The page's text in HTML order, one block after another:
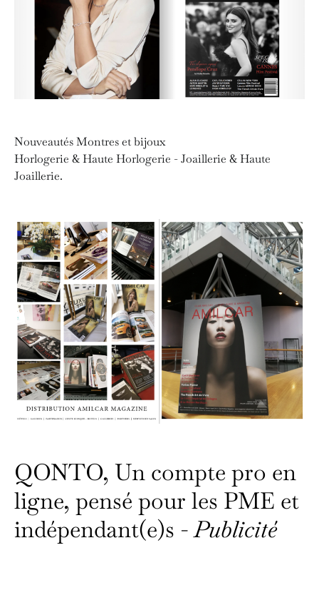
Nouveautés Montres et bijoux
Horlogerie & Haute Horlogerie - Joaillerie & Haute
Joaillerie.
QONTO, Un compte pro en
ligne, pensé pour les PME et
indépendant(e)s -Publicité